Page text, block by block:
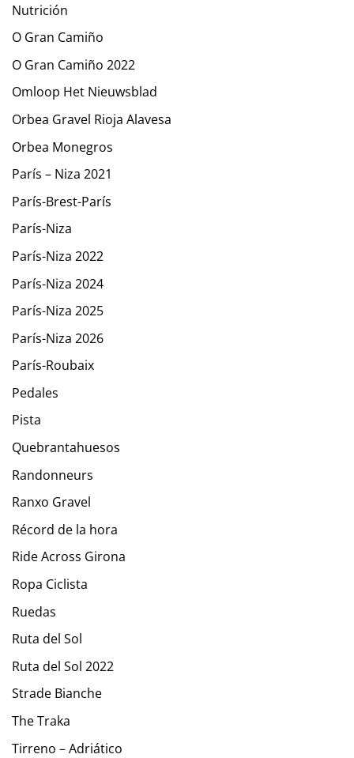
Nutrición
O Gran Camiño
O Gran Camiño 2022
Omloop Het Nieuwsblad
Orbea Gravel Rioja Alavesa
Orbea Monegros
París – Niza 2021
París-Brest-París
París-Niza
París-Niza 2022
París-Niza 2024
París-Niza 2025
París-Niza 2026
París-Roubaix
Pedales
Pista
Quebrantahuesos
Randonneurs
Ranxo Gravel
Récord de la hora
Ride Across Girona
Ropa Ciclista
Ruedas
Ruta del Sol
Ruta del Sol 2022
Strade Bianche
The Traka
Tirreno – Adriático